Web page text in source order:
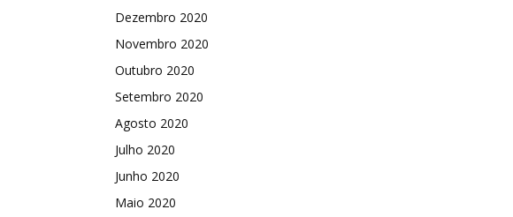
Dezembro 2020
Novembro 2020
Outubro 2020
Setembro 2020
Agosto 2020
Julho 2020
Junho 2020
Maio 2020